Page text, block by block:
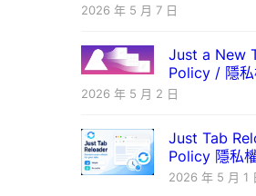
2026 年 5 月 7 日
Just a New
Policy / 隱
2026 年 5 月 2 日
Just Tab
Policy 隱私
2026 年 5 月 1